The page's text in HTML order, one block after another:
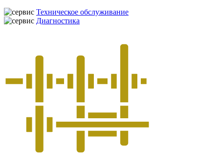
Техническое обслуживание
Диагностика